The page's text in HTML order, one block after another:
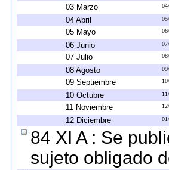
03 Marzo
04 Abril
05 Mayo
06 Junio
07 Julio
08 Agosto
09 Septiembre
10 Octubre
11 Noviembre
12 Diciembre
84 XI A : Se
sujeto obligado